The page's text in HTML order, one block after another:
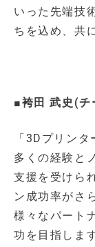
いった先端技
ちを込め、共
■袴田 武史(チ
「3Dプリン
多くの経験と
支援を受けら
ン成功率がさ
様々なパート
功を目指しま